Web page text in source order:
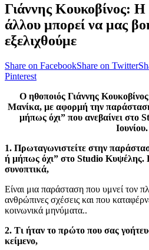
Γιάννης Κουκοβίνος: Η
άλλου μπορεί να μας
εξελιχθούμε
Share on FacebookShare on Twitter
Pinterest
Ο ηθοποιός Γιάννης
Μανίκα, με αφορμή την
μήπως όχι” που ανεβαίνει στο
Ιουνίου.
1. Πρωταγωνιστείτε στην
ή μήπως όχι” στο Studio Κυψέλης.
συνοπτικά,
Είναι μια παράσταση που υμνεί τον
ανθρώπινες σχέσεις και που
κοινωνικά μηνύματα..
2. Τι ήταν το πρώτο που σας
κείμενο,